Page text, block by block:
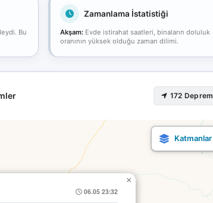
Bu
Zamanlama İstatistiği
Akşam:Evde istirahat saatleri, binaların doluluk
oranının yüksek olduğu zaman dilimi.
172 Deprem
06.05 23:32
×